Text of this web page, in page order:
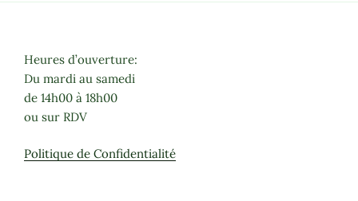
Heures d’ouverture:
Du mardi au samedi
de 14h00 à 18h00
ou sur RDV
Politique de Confidentialité